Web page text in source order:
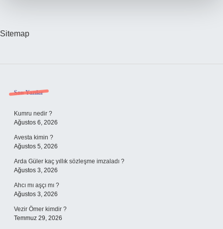
Sitemap
Sidebar
Son Yazılar
Kumru nedir ?
Ağustos 6, 2026
Avesta kimin ?
Ağustos 5, 2026
Arda Güler kaç yıllık sözleşme imzaladı ?
Ağustos 3, 2026
Ahcı mı aşçı mı ?
Ağustos 3, 2026
Vezir Ömer kimdir ?
Temmuz 29, 2026